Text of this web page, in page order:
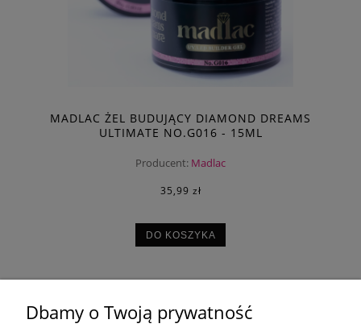
MADLAC ŻEL BUDUJĄCY DIAMOND DREAMS
ULTIMATE NO.G016 - 15ML
Producent: Madlac
35,99 zł
DO KOSZYKA
Dbamy o Twoją prywatność